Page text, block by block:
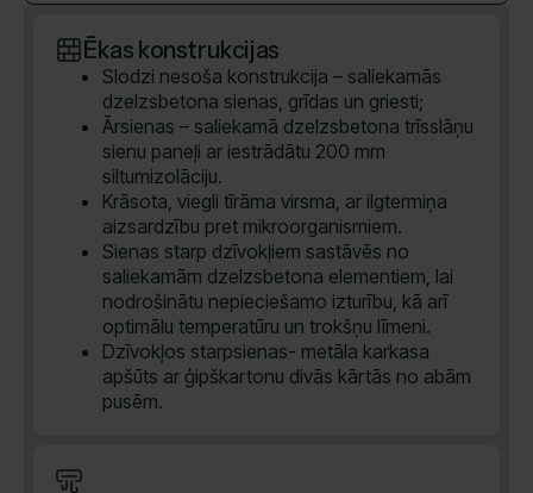
Ēkas konstrukcijas
Slodzi nesoša konstrukcija – saliekamās
dzelzsbetona sienas, grīdas un griesti;
Ārsienas – saliekamā dzelzsbetona trīsslāņu
sienu paneļi ar iestrādātu 200 mm
siltumizolāciju.
Krāsota, viegli tīrāma virsma, ar ilgtermiņa
aizsardzību pret mikroorganismiem.
Sienas starp dzīvokļiem sastāvēs no
saliekamām dzelzsbetona elementiem, lai
nodrošinātu nepieciešamo izturību, kā arī
optimālu temperatūru un trokšņu līmeni.
Dzīvokļos starpsienas- metāla karkasa
apšūts ar ģipškartonu divās kārtās no abām
pusēm.